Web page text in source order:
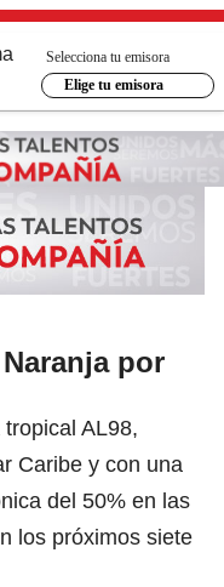
Selecciona tu emisora
Elige tu emisora
por
AL98,
Caribe y con una
del 50% en las
los próximos siete